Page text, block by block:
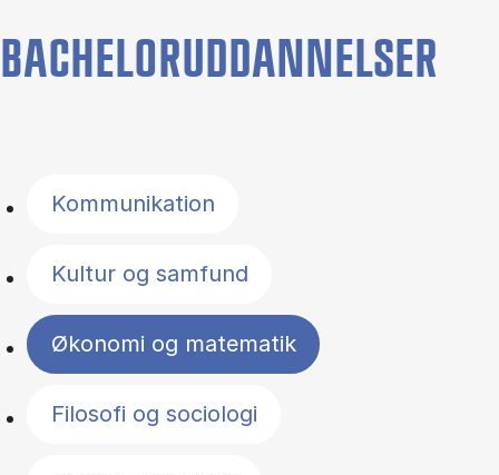
BACHELORUDDANNELSER
Kommunikation
Kultur og samfund
Økonomi og matematik
Filosofi og sociologi